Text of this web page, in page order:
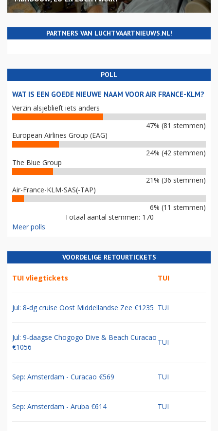
PARTNERS VAN LUCHTVAARTNIEUWS.NL!
POLL
WAT IS EEN GOEDE NIEUWE NAAM VOOR AIR FRANCE-KLM?
Verzin alsjeblieft iets anders
47% (81 stemmen)
European Airlines Group (EAG)
24% (42 stemmen)
The Blue Group
21% (36 stemmen)
Air-France-KLM-SAS(-TAP)
6% (11 stemmen)
Totaal aantal stemmen: 170
Meer polls
VOORDELIGE RETOURTICKETS
TUI vliegtickets TUI
Jul: 8-dg cruise Oost Middellandse Zee €1235 TUI
Jul: 9-daagse Chogogo Dive & Beach Curacao
€1056
TUI
Sep: Amsterdam - Curacao €569 TUI
Sep: Amsterdam - Aruba €614 TUI